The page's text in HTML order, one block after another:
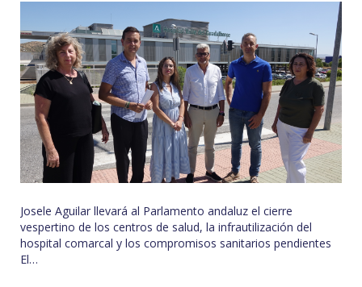
Josele Aguilar llevará al Parlamento andaluz el cierre
vespertino de los centros de salud, la infrautilización del
hospital comarcal y los compromisos sanitarios pendientes
El…